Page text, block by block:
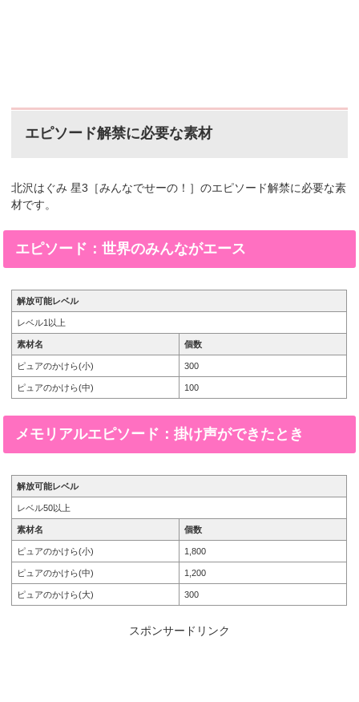
エピソード解禁に必要な素材
北沢はぐみ星3［みんなでせーの！ ］のエピソード解禁に必要な素
材です。
エピソード：世界のみんながエース
解放可能レベル
レベル1以上
素材名 個数
ピュアのかけら(小) 300
ピュアのかけら(中) 100
メモリアルエピソード：掛け声ができたとき
解放可能レベル
レベル50以上
素材名 個数
ピュアのかけら(小) 1,800
ピュアのかけら(中) 1,200
ピュアのかけら(大) 300
スポンサードリンク